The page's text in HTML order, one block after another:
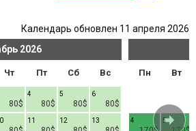
Календарь обновлен 11 апреля 2026
2026
Чт Пт Сб Вс
80$ 80$
4
80$
5
80$
6
11 12 13
Пн Вт
4 5